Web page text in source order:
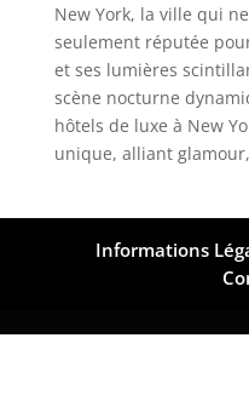
New York, la ville qui
seulement réputée
et ses lumières
scène nocturne
hôtels de luxe à New
unique, alliant
Informations